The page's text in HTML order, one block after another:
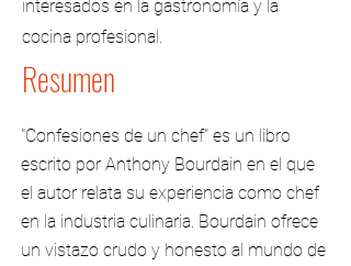
interesados en la gastronomía y la
cocina profesional.
Resumen
"Confesiones de un chef" es un libro
escrito por Anthony Bourdain en el que
el autor relata su experiencia como chef
en la industria culinaria. Bourdain ofrece
un vistazo crudo y honesto al mundo de